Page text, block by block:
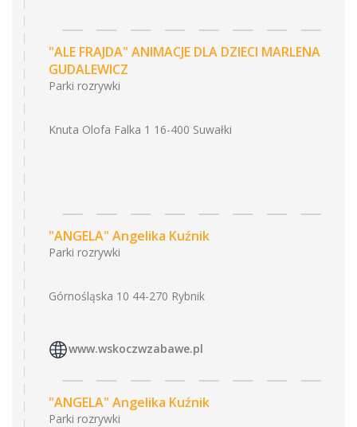
"ALE FRAJDA" ANIMACJE DLA DZIECI MARLENA
GUDALEWICZ
Parki rozrywki
Knuta Olofa Falka 1 16-400 Suwałki
"ANGELA" Angelika Kuźnik
Parki rozrywki
Górnośląska 10 44-270 Rybnik
www.wskoczwzabawe.pl
"ANGELA" Angelika Kuźnik
Parki rozrywki